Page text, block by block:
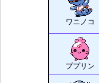
ワニノコ
ププリン